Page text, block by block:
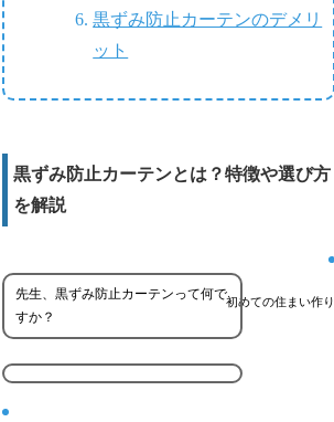
黒ずみ防止カーテンのデメリ
ット
黒ずみ防止カーテンとは？特徴や選び方
を解説
初めての住まい作り
先生、黒ずみ防止カーテンって何で
すか？